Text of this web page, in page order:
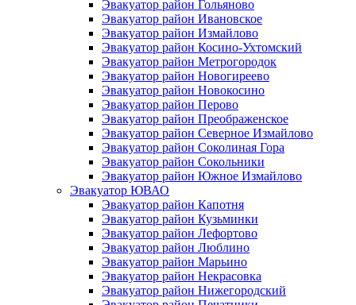
Эвакуатор район Гольяново
Эвакуатор район Ивановское
Эвакуатор район Измайлово
Эвакуатор район Косино-Ухтомский
Эвакуатор район Метрогородок
Эвакуатор район Новогиреево
Эвакуатор район Новокосино
Эвакуатор район Перово
Эвакуатор район Преображенское
Эвакуатор район Северное Измайлово
Эвакуатор район Соколиная Гора
Эвакуатор район Сокольники
Эвакуатор район Южное Измайлово
Эвакуатор ЮВАО
Эвакуатор район Капотня
Эвакуатор район Кузьминки
Эвакуатор район Лефортово
Эвакуатор район Люблино
Эвакуатор район Марьино
Эвакуатор район Некрасовка
Эвакуатор район Нижегородский